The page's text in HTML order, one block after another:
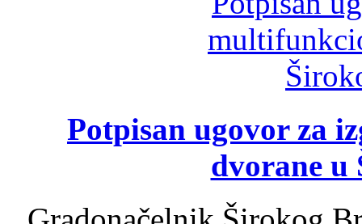
Potpisan ugovor za
dvorane u